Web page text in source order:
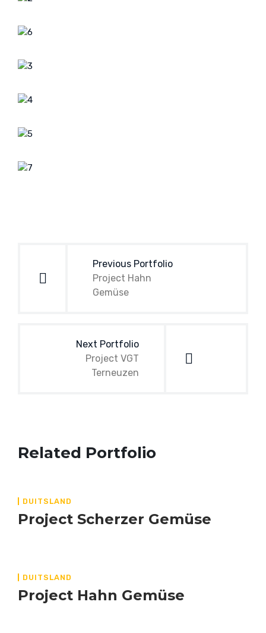
Previous Portfolio
Project Hahn
Gemüse
Next Portfolio
Project VGT
Terneuzen
Related Portfolio
DUITSLAND
Project Scherzer Gemüse
DUITSLAND
Project Hahn Gemüse